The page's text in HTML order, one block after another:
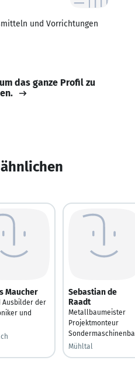
und Vorrichtungen
das ganze Profil zu
Maucher
Ausbilder der
und
Sebastian de
Raadt
Metallbaumeister
Projektmonteur
Mühltal